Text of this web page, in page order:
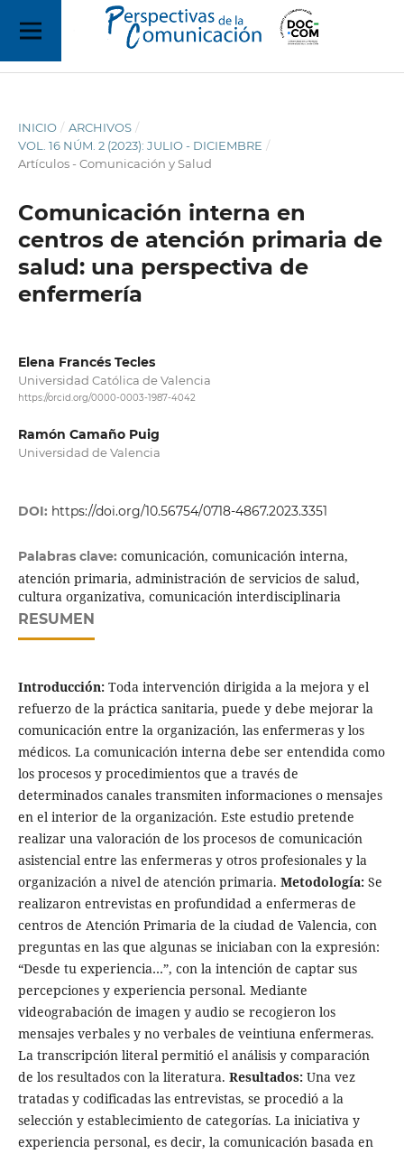
INICIO / ARCHIVOS /
VOL. 16 NÚM. 2 (2023): JULIO - DICIEMBRE /
Artículos - Comunicación y Salud
Comunicación interna en
centros de atención primaria de
salud: una perspectiva de
enfermería
Elena Francés Tecles
Universidad Católica de Valencia
https://orcid.org/0000-0003-1987-4042
Ramón Camaño Puig
Universidad de Valencia
DOI: https://doi.org/10.56754/0718-4867.2023.3351
Palabras clave: comunicación, comunicación interna,
atención primaria, administración de servicios de salud,
cultura organizativa, comunicación interdisciplinaria
RESUMEN
Introducción: Toda intervención dirigida a la mejora y el
refuerzo de la práctica sanitaria, puede y debe mejorar la
comunicación entre la organización, las enfermeras y los
médicos. La comunicación interna debe ser entendida como
los procesos y procedimientos que a través de
determinados canales transmiten informaciones o mensajes
en el interior de la organización. Este estudio pretende
realizar una valoración de los procesos de comunicación
asistencial entre las enfermeras y otros profesionales y la
organización a nivel de atención primaria. Metodología: Se
realizaron entrevistas en profundidad a enfermeras de
centros de Atención Primaria de la ciudad de Valencia, con
preguntas en las que algunas se iniciaban con la expresión:
“Desde tu experiencia…”, con la intención de captar sus
percepciones y experiencia personal. Mediante
videograbación de imagen y audio se recogieron los
mensajes verbales y no verbales de veintiuna enfermeras.
La transcripción literal permitió el análisis y comparación
de los resultados con la literatura. Resultados: Una vez
tratadas y codificadas las entrevistas, se procedió a la
selección y establecimiento de categorías. La iniciativa y
experiencia personal, es decir, la comunicación basada en